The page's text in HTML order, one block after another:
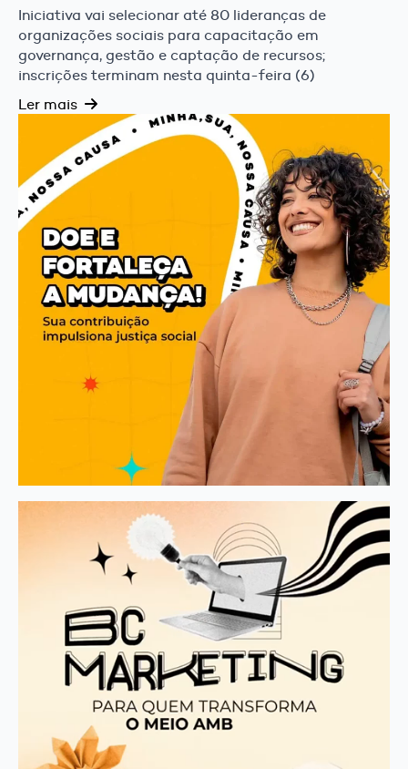
Iniciativa vai selecionar até 80 lideranças de
organizações sociais para capacitação em
governança, gestão e captação de recursos;
inscrições terminam nesta quinta-feira (6)
Ler mais